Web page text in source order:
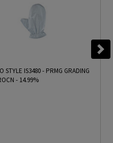
STYLE IS3480 - PRMG GRADING
- 14.99%